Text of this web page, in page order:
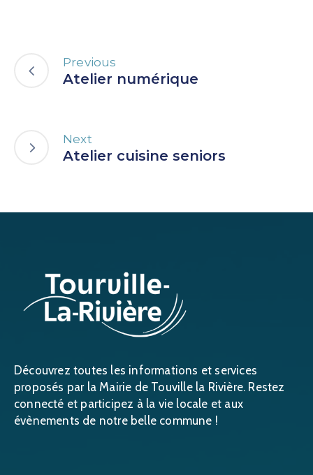
Previous
Atelier numérique
Next
Atelier cuisine seniors
Découvrez toutes les informations et services
proposés par la Mairie de Touville la Rivière. Restez
connecté et participez à la vie locale et aux
évènements de notre belle commune !